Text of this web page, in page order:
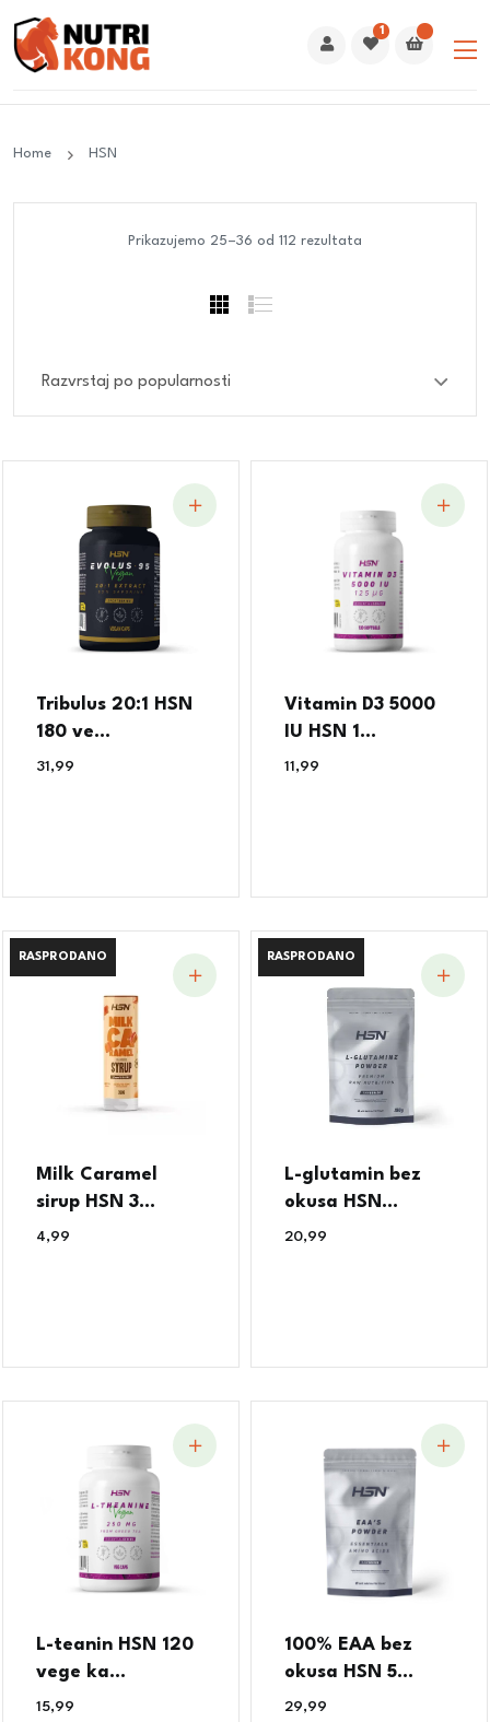
1
Home HSN
Prikazujemo 25–36 od 112 rezultata
Tribulus 20:1 HSN
180 ve...
31,99
Vitamin D3 5000
IU HSN 1...
11,99
RASPRODANO
RASPRODANO
Milk Caramel
sirup HSN 3...
4,99
RASPRODANO
RASPRODANO
L-glutamin bez
okusa HSN...
20,99
L-teanin HSN 120
vege ka...
15,99
100% EAA bez
okusa HSN 5...
29,99